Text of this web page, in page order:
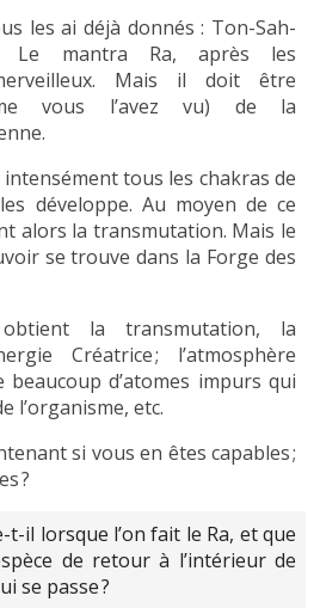
les ai déjà donnés : Ton-Sah-
Le mantra Ra, après les
Mais il doit être
vous l’avez vu) de la
intensément tous les chakras de
développe. Au moyen de ce
alors la transmutation. Mais le
se trouve dans la Forge des
obtient la transmutation, la
Créatrice ; l’atmosphère
beaucoup d’atomes impurs qui
l’organisme, etc.
si vous en êtes capables ;
?
t-il lorsque l’on fait le Ra, et que
de retour à l’intérieur de
se passe ?